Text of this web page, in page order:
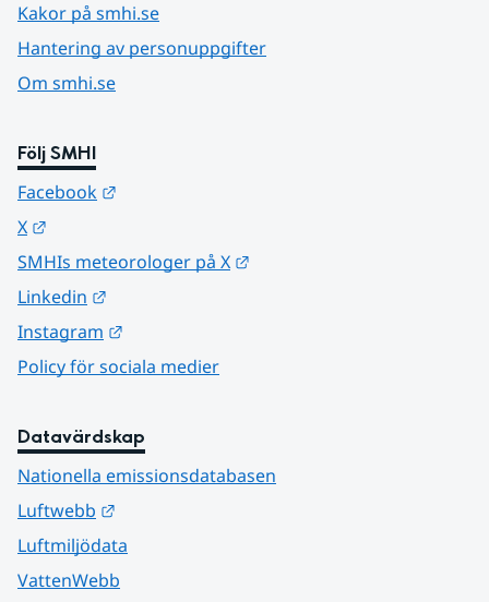
Kakor på smhi.se
Hantering av personuppgifter
Om smhi.se
Följ SMHI
Facebook
X
SMHIs meteorologer på X
Linkedin
Instagram
Policy för sociala medier
Datavärdskap
Nationella emissionsdatabasen
Luftwebb
Luftmiljödata
VattenWebb